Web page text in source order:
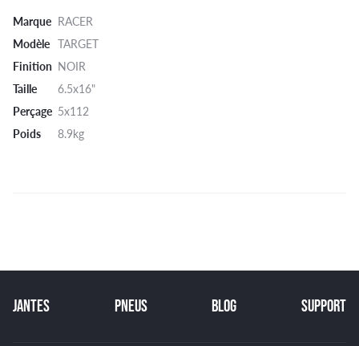
Marque RACER
Modèle TARGET
Finition NOIR
Taille
6.5x16"
Perçage 5x112
Poids
8.9kg
JANTES PNEUS BLOG SUPPORT